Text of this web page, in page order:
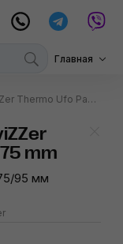
Главная
Полировальный круг ZviZZer Thermo Ufo Pad White Ø75 mm
mm
95 мм